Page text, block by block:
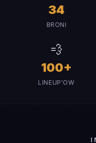
34
BRONI
💨
100+
LINEUP'OW